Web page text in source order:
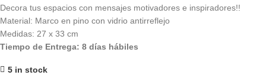
Decora tus espacios con mensajes motivadores e inspiradores!!
Material: Marco en pino con vidrio antirreflejo
Medidas: 27 x 33 cm
Tiempo de Entrega: 8 días hábiles
5 in stock